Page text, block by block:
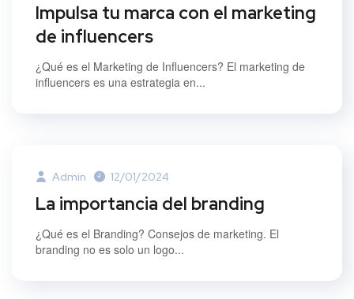
Impulsa tu marca con el marketing
de influencers
¿Qué es el Marketing de Influencers? El marketing de
influencers es una estrategia en...
Admin 12/01/2024
La importancia del branding
¿Qué es el Branding? Consejos de marketing. El
branding no es solo un logo...